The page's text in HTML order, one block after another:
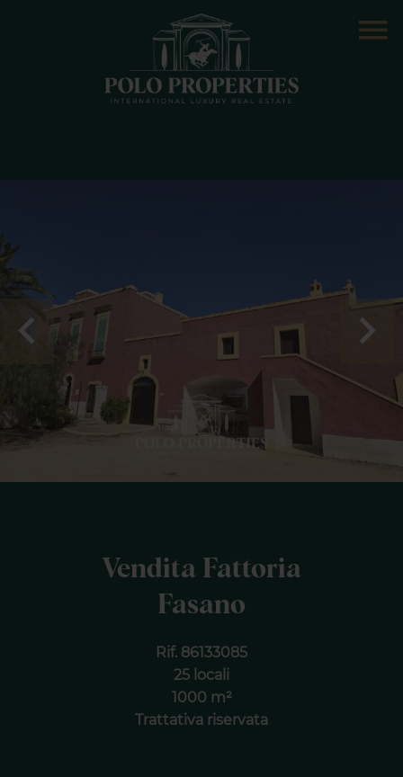
Vendita Fattoria
Fasano
Rif. 86133085
25 locali
1000 m²
Trattativa riservata